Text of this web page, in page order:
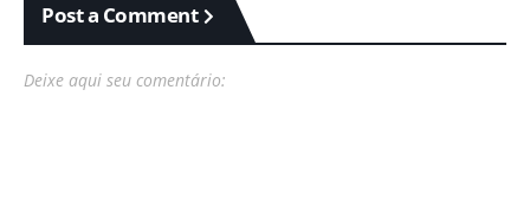
Post a Comment
Deixe aqui seu comentário: